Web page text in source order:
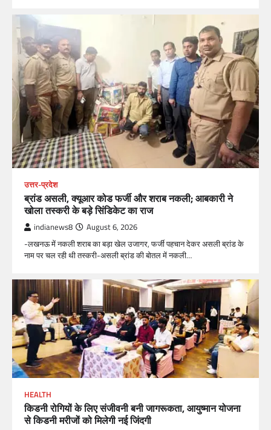
उत्तर-प्रदेश
ब्रांड असली, क्यूआर कोड फर्जी और शराब नकली; आबकारी ने
खोला तस्करी के बड़े सिंडिकेट का राज
indianews8 August 6, 2026
-लखनऊ में नकली शराब का बड़ा खेल उजागर, फर्जी पहचान देकर असली ब्रांड के
नाम पर चल रही थी तस्करी-असली ब्रांड की बोतल में नकली…
HEALTH
किडनी रोगियों के लिए संजीवनी बनी जागरूकता, आयुष्मान योजना
से किडनी मरीजों को मिलेगी नई जिंदगी